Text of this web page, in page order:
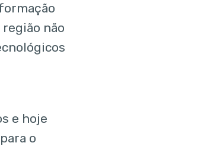
não
e hoje
o